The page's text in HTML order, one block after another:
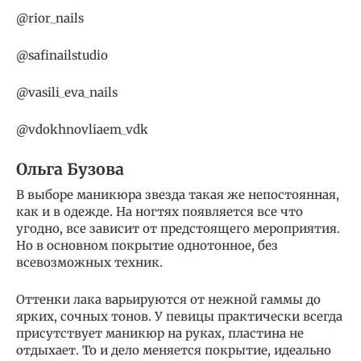
@rior_nails
@safinailstudio
@vasili_eva_nails
@vdokhnovliaem_vdk
Ольга Бузова
В выборе маникюра звезда такая же непостоянная,
как и в одежде. На ногтях появляется все что
угодно, все зависит от предстоящего мероприятия.
Но в основном покрытие однотонное, без
всевозможных техник.
Оттенки лака варьируются от нежной гаммы до
ярких, сочных тонов. У певицы практически всегда
присутствует маникюр на руках, пластина не
отдыхает. То и дело меняется покрытие, идеально